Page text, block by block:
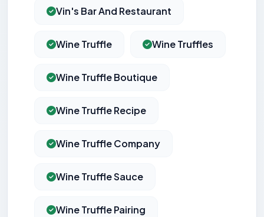
Vin's Bar And Restaurant
Wine Truffle Wine Truffles
Wine Truffle Boutique
Wine Truffle Recipe
Wine Truffle Company
Wine Truffle Sauce
Wine Truffle Pairing